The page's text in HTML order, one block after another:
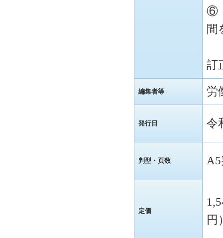
⑥
間
訂
編集者等 労
発行日 令
判型・頁数 A5
定価
円